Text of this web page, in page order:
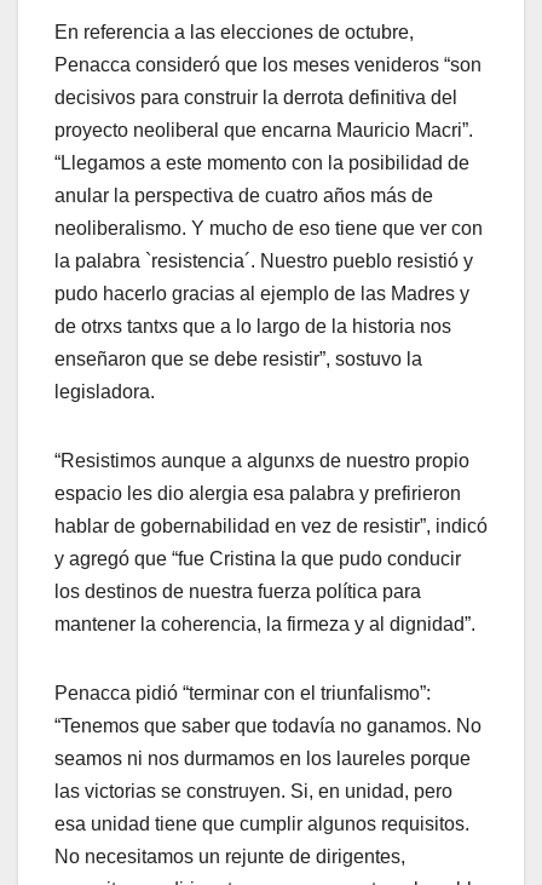
En referencia a las elecciones de octubre,
Penacca consideró que los meses venideros “son
decisivos para construir la derrota definitiva del
proyecto neoliberal que encarna Mauricio Macri”.
“Llegamos a este momento con la posibilidad de
anular la perspectiva de cuatro años más de
neoliberalismo. Y mucho de eso tiene que ver con
la palabra `resistencia´. Nuestro pueblo resistió y
pudo hacerlo gracias al ejemplo de las Madres y
de otrxs tantxs que a lo largo de la historia nos
enseñaron que se debe resistir”, sostuvo la
legisladora.
“Resistimos aunque a algunxs de nuestro propio
espacio les dio alergia esa palabra y prefirieron
hablar de gobernabilidad en vez de resistir”, indicó
y agregó que “fue Cristina la que pudo conducir
los destinos de nuestra fuerza política para
mantener la coherencia, la firmeza y al dignidad”.
Penacca pidió “terminar con el triunfalismo”:
“Tenemos que saber que todavía no ganamos. No
seamos ni nos durmamos en los laureles porque
las victorias se construyen. Si, en unidad, pero
esa unidad tiene que cumplir algunos requisitos.
No necesitamos un rejunte de dirigentes,